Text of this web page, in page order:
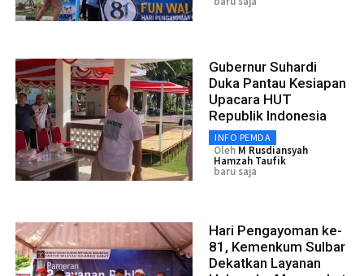
Gubernur Suhardi
Duka Pantau Kesiapan
Upacara HUT
Republik Indonesia
INFO PEMDA
Oleh M Rusdiansyah
Hamzah Taufik
baru saja
Hari Pengayoman ke-
81, Kemenkum Sulbar
Dekatkan Layanan